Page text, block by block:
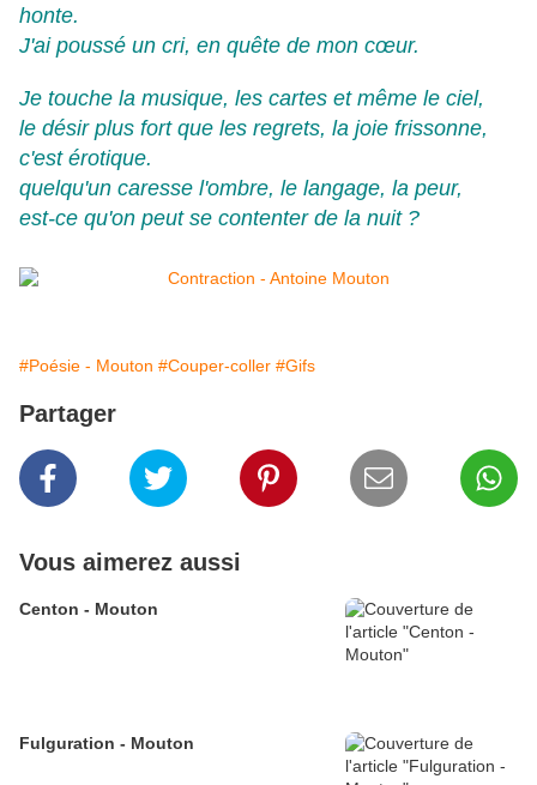
honte.
J'ai poussé un cri, en quête de mon cœur.
Je touche la musique, les cartes et même le ciel,
le désir plus fort que les regrets, la joie frissonne,
c'est érotique.
quelqu'un caresse l'ombre, le langage, la peur,
est-ce qu'on peut se contenter de la nuit ?
#Poésie - Mouton #Couper-coller #Gifs
Partager
Vous aimerez aussi
Centon - Mouton
Fulguration - Mouton